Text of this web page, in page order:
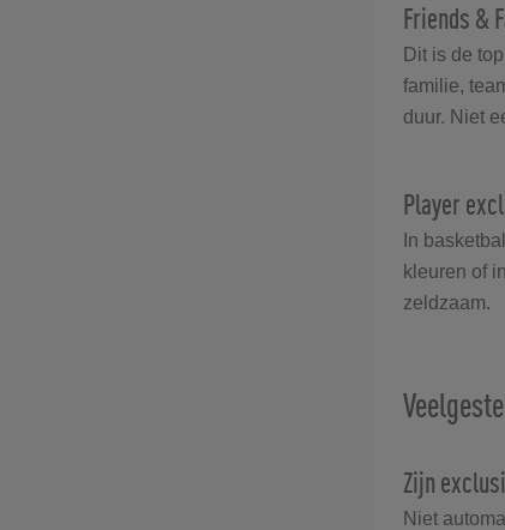
Friends &
Dit is de
familie,
duur. Niet
Player
In
kleuren of
zeldzaam.
Zijn
Niet